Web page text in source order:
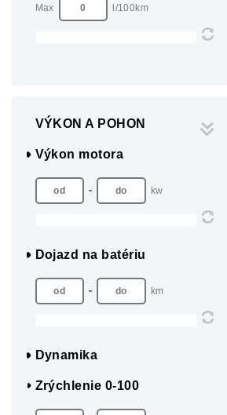
Max l/100km
VÝKON A POHON
Výkon motora
kw
Dojazd na batériu
km
Dynamika
Zrýchlenie 0-100